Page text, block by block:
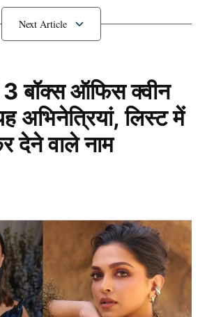
खिलाड़ी होंगे टीम से
अफ्रीका (IND vs SA) के बीच 4
Next Article
3 बॉक्स ऑफिस क्वीन
अभिनेत्रियां, लिस्ट में
देने वाले नाम